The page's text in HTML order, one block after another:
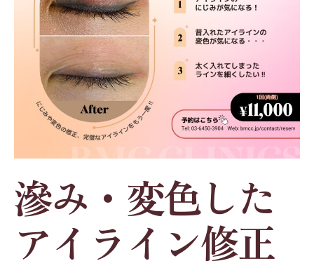
滲み・変色した
アイライン修正